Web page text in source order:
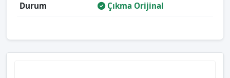
Durum Çıkma Orijinal